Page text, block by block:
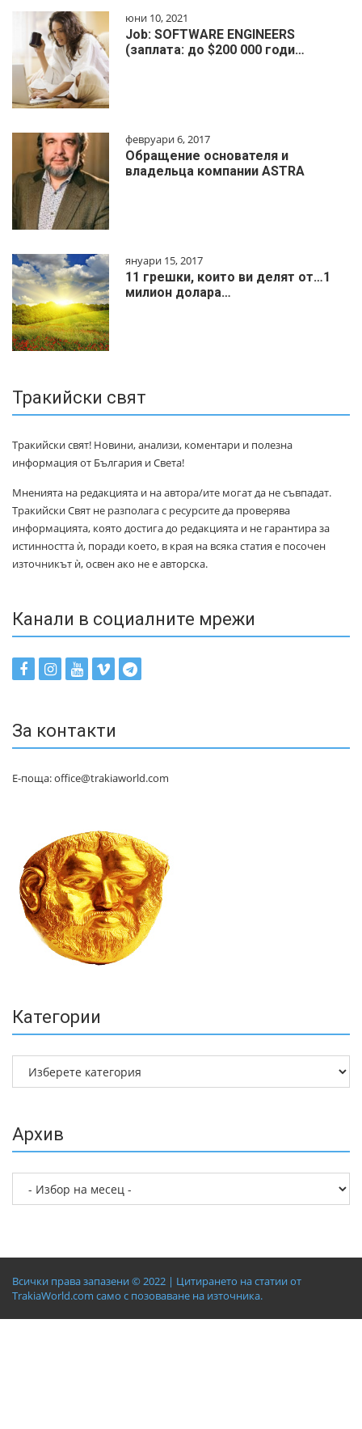
юни 10, 2021
Job: SOFTWARE ENGINEERS
(заплата: до $200 000 годи…
февруари 6, 2017
Обращение основателя и
владельца компании ASTRA
януари 15, 2017
11 грешки, които ви делят от…1
милиoн дoлapa…
Тракийски свят
Тракийски свят! Новини, анализи, коментари и полезна
информация от България и Света!
Мненията на редакцията и на автора/ите могат да не съвпадат.
Тракийски Свят не разполага с ресурсите да проверява
информацията, която достига до редакцията и не гарантира за
истинността ѝ, поради което, в края на всяка статия е посочен
източникът ѝ, освен ако не е авторска.
Канали в социалните мрежи
За контакти
Е-поща: office@trakiaworld.com
Категории
Архив
Всички права запазени © 2022 | Цитирането на статии от
TrakiaWorld.com само с позоваване на източника.